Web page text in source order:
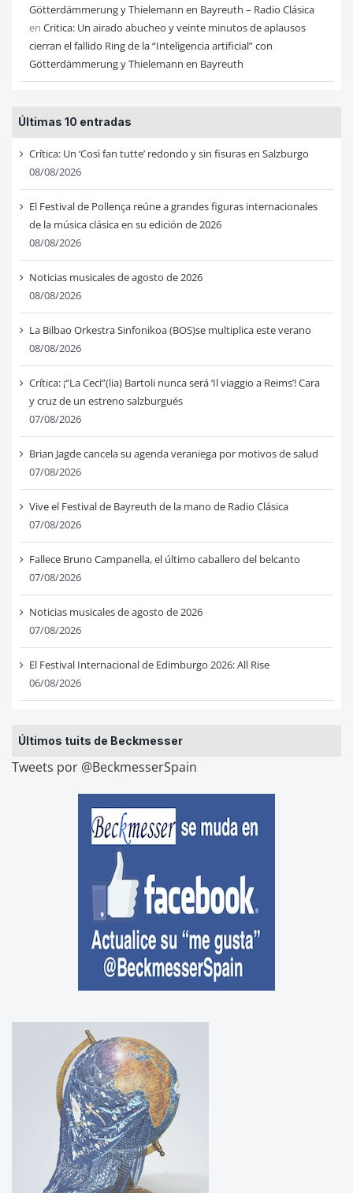
Götterdämmerung y Thielemann en Bayreuth – Radio Clásica
en Critica: Un airado abucheo y veinte minutos de aplausos
cierran el fallido Ring de la “Inteligencia artificial” con
Götterdämmerung y Thielemann en Bayreuth
Últimas 10 entradas
Crítica: Un ‘Così fan tutte’ redondo y sin fisuras en Salzburgo
08/08/2026
El Festival de Pollença reúne a grandes figuras internacionales
de la música clásica en su edición de 2026
08/08/2026
Noticias musicales de agosto de 2026
08/08/2026
La Bilbao Orkestra Sinfonikoa (BOS)se multiplica este verano
08/08/2026
Crítica: ¡“La Ceci”(lia) Bartoli nunca será ‘Il viaggio a Reims’! Cara
y cruz de un estreno salzburgués
07/08/2026
Brian Jagde cancela su agenda veraniega por motivos de salud
07/08/2026
Vive el Festival de Bayreuth de la mano de Radio Clásica
07/08/2026
Fallece Bruno Campanella, el último caballero del belcanto
07/08/2026
Noticias musicales de agosto de 2026
07/08/2026
El Festival Internacional de Edimburgo 2026: All Rise
06/08/2026
Últimos tuits de Beckmesser
Tweets por @BeckmesserSpain